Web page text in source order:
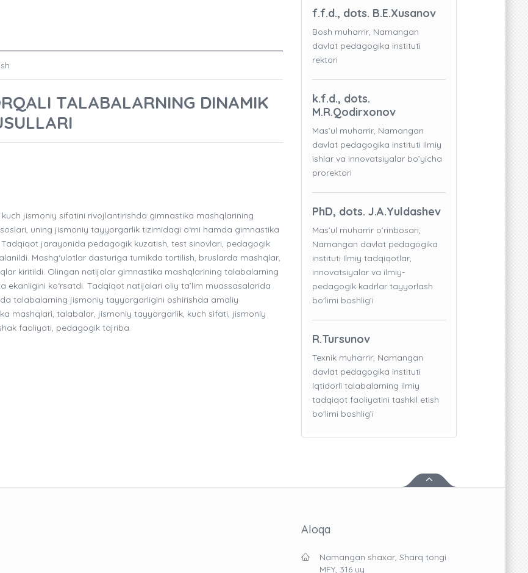
TALABALARNING DINAMIK
jismoniy sifatini rivojlantirishda gimnastika mashqlarining
uning jismoniy tayyorgarlik tizimidagi o‘rni hamda gimnastika
jarayonida pedagogik kuzatish, test sinovlari, pedagogik
Mashg‘ulotlar dasturiga turnikda tortilish, bruslarda mashqlar,
kiritildi. Olingan natijalar gimnastika mashqlarining talabalarning
ekanligini ko‘rsatdi. Tadqiqot natijalari oliy ta’lim muassasalarida
talabalarning jismoniy tayyorgarligini oshirishda amaliy
mashqlari, talabalar, jismoniy tayyorgarlik, kuch sifati, jismoniy
faoliyati, pedagogik tajriba.
f.f.d., dots. B.E.Xusanov
Bosh muharrir, Namangan
davlat pedagogika instituti
rektori
k.f.d., dots.
M.R.Qodirxonov
Mas’ul muharrir, Namangan
davlat pedagogika instituti Ilmiy
ishlar va innovatsiyalar bo’yicha
prorektori
PhD, dots. J.A.Yuldashev
Mas’ul muharrir o’rinbosari,
Namangan davlat pedagogika
instituti Ilmiy tadqiqotlar,
innovatsiyalar va ilmiy-
pedagogik kadrlar tayyorlash
bo'limi boshlig’i
R.Tursunov
Texnik muharrir, Namangan
davlat pedagogika instituti
Iqtidorli talabalarning ilmiy
tadqiqot faoliyatini tashkil etish
bo'limi boshlig’i
Aloqa
Namangan shaxar, Sharq tongi
MFY, 316 uy